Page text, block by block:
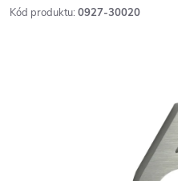
Kód produktu: 0927-30020